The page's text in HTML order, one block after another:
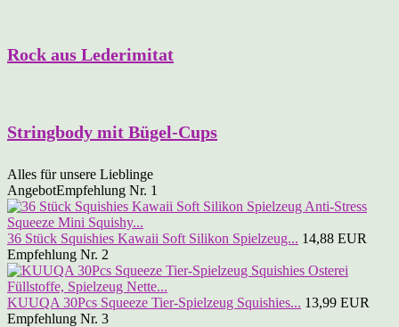
Rock aus Lederimitat
Stringbody mit Bügel-Cups
Alles für unsere Lieblinge
AngebotEmpfehlung Nr. 1
36 Stück Squishies Kawaii Soft Silikon Spielzeug... 14,88 EUR
Empfehlung Nr. 2
KUUQA 30Pcs Squeeze Tier-Spielzeug Squishies... 13,99 EUR
Empfehlung Nr. 3